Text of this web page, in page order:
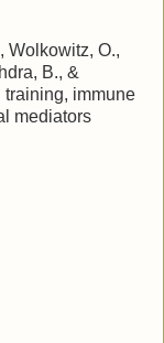
Wolkowitz, O.,
B., &
training, immune
mediators